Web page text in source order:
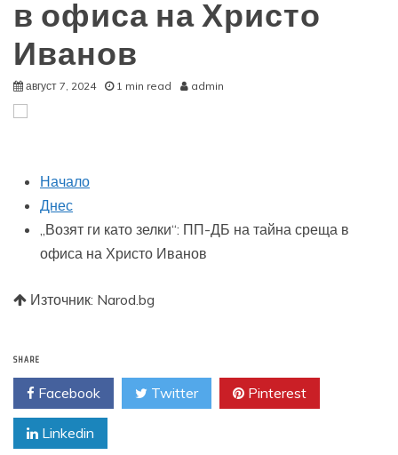
в офиса на Христо
Иванов
август 7, 2024 1 min read admin
Начало
Днес
„Возят ги като зелки“: ПП-ДБ на тайна среща в
офиса на Христо Иванов
Източник: Narod.bg
SHARE
Facebook Twitter Pinterest
Linkedin